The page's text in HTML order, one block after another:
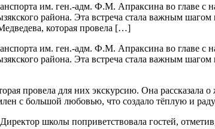
им. ген.-адм. Ф.М. Апраксина во главе
района. Эта встреча стала важным
которая провела […]
им. ген.-адм. Ф.М. Апраксина во главе
района. Эта встреча стала важным
провела для них экскурсию. Она
с большой любовью, что создало тёплую и
школы поприветствовала гостей,